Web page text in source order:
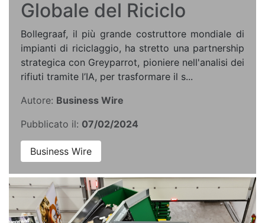
Globale del Riciclo
Bollegraaf, il più grande costruttore mondiale di
impianti di riciclaggio, ha stretto una partnership
strategica con Greyparrot, pioniere nell'analisi dei
rifiuti tramite l’IA, per trasformare il s...
Autore: Business Wire
Pubblicato il: 07/02/2024
Business Wire